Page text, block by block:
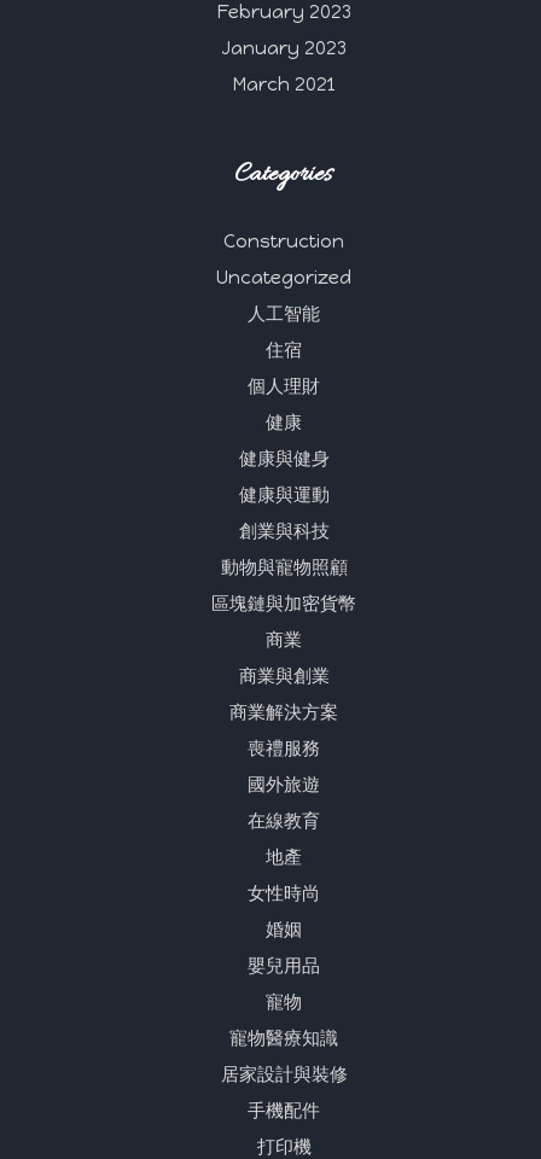
February 2023
January 2023
March 2021
Categories
Construction
Uncategorized
人工智能
住宿
個人理財
健康
健康與健身
健康與運動
創業與科技
動物與寵物照顧
區塊鏈與加密貨幣
商業
商業與創業
商業解決方案
喪禮服務
國外旅遊
在線教育
地產
女性時尚
婚姻
嬰兒用品
寵物
寵物醫療知識
居家設計與裝修
手機配件
打印機